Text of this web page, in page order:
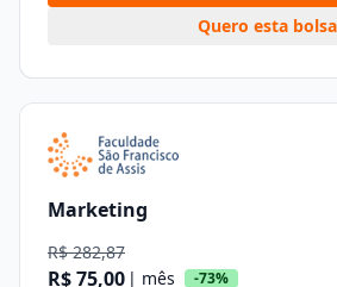
Quero esta bolsa
Marketing
R$ 282,87
R$ 75,00 | mês -73%